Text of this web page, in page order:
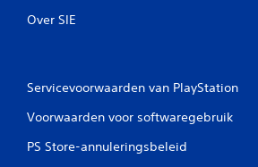
Over SIE
Servicevoorwaarden van PlayStation
Voorwaarden voor softwaregebruik
PS Store-annuleringsbeleid